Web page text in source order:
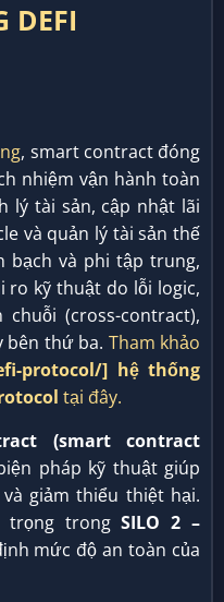
DEFI
, smart contract đóng
nhiệm vận hành toàn
lý tài sản, cập nhật lãi
và quản lý tài sản thế
bạch và phi tập trung,
kỹ thuật do lỗi logic,
(cross-contract),
bên thứ ba. Tham khảo
protocol/] hệ thống
tại đây.
(smart contract
pháp kỹ thuật giúp
giảm thiểu thiệt hại.
trọng trongSILO 2 –
mức độ an toàn của